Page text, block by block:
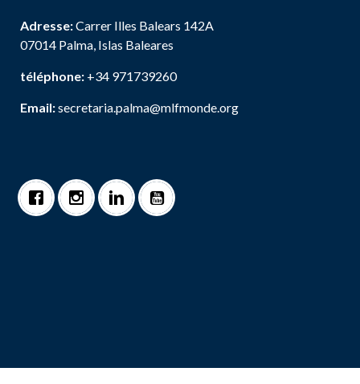
Adresse:Carrer Illes Balears 142A
07014 Palma, Islas Baleares
téléphone: +34 971739260
Email:secretaria.palma@mlfmonde.org